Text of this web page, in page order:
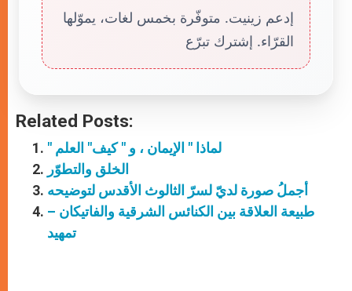
إدعم زينيت. متوفّرة بخمس لغات، يموّلها
القرّاء. إشترك تبرّع
Related Posts:
" لماذا " الإيمان ، و " كيف" العلم
الخلق والتطوّر
أجملُ صورة لديّ لسرّ الثالوث الأقدس لتوضيحه
طبيعة العلاقة بين الكنائس الشرقية والفاتيكان –
تمهيد